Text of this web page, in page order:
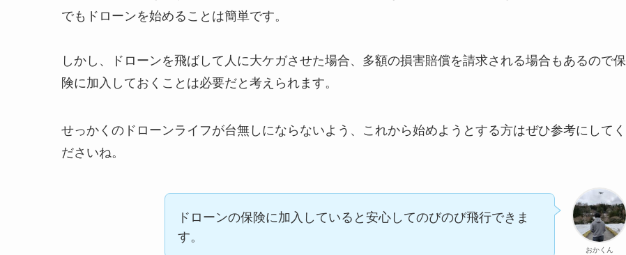
でもドローンを始めることは簡単です。
しかし、ドローンを飛ばして人に大ケガさせた場合、多額の損害賠償を請求される場合もあるので保
険に加入しておくことは必要だと考えられます。
せっかくのドローンライフが台無しにならないよう、これから始めようとする方はぜひ参考にしてく
ださいね。
おかくん
ドローンの保険に加入していると安心してのびのび飛行できま
す。